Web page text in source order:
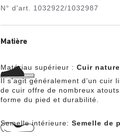
distingue par le verni miroitant
N° d'art. 1032922/1032987
Matière
Matériau supérieur : Cuir
Il s’agit généralement d’un cuir
de cuir offre de nombreux
forme du pied et durabilité.
Semelle intérieure: Semelle de